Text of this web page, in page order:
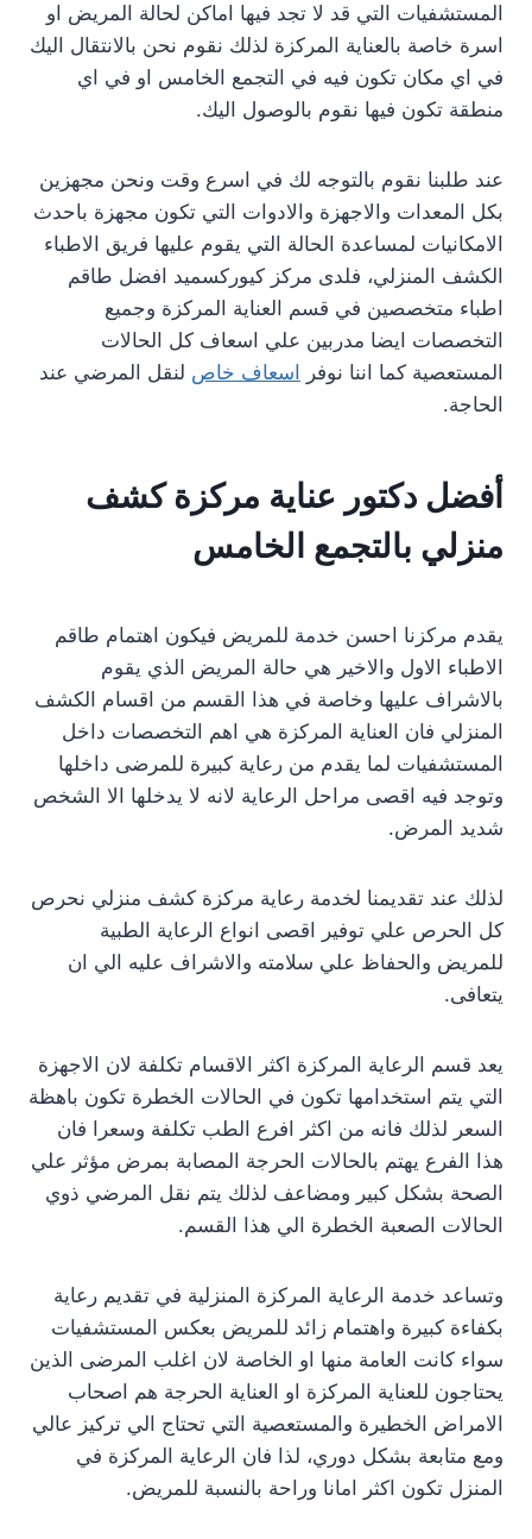
المستشفيات التي قد لا تجد فيها اماكن لحالة المريض او
اسرة خاصة بالعناية المركزة لذلك نقوم نحن بالانتقال اليك
في اي مكان تكون فيه في التجمع الخامس او في اي
منطقة تكون فيها نقوم بالوصول اليك.
عند طلبنا نقوم بالتوجه لك في اسرع وقت ونحن مجهزين
بكل المعدات والاجهزة والادوات التي تكون مجهزة باحدث
الامكانيات لمساعدة الحالة التي يقوم عليها فريق الاطباء
الكشف المنزلي، فلدى مركز كيوركسميد افضل طاقم
اطباء متخصصين في قسم العناية المركزة وجميع
التخصصات ايضا مدربين علي اسعاف كل الحالات
المستعصية كما اننا نوفر
اسعاف خاص لنقل المرضي عند
الحاجة.
أفضل دكتور عناية مركزة كشف
منزلي بالتجمع الخامس
يقدم مركزنا احسن خدمة للمريض فيكون اهتمام طاقم
الاطباء الاول والاخير هي حالة المريض الذي يقوم
بالاشراف عليها وخاصة في هذا القسم من اقسام الكشف
المنزلي فان العناية المركزة هي اهم التخصصات داخل
المستشفيات لما يقدم من رعاية كبيرة للمرضى داخلها
وتوجد فيه اقصى مراحل الرعاية لانه لا يدخلها الا الشخص
شديد المرض.
لذلك عند تقديمنا لخدمة رعاية مركزة كشف منزلي نحرص
كل الحرص علي توفير اقصى انواع الرعاية الطبية
للمريض والحفاظ علي سلامته والاشراف عليه الي ان
يتعافى.
يعد قسم الرعاية المركزة اكثر الاقسام تكلفة لان الاجهزة
التي يتم استخدامها تكون في الحالات الخطرة تكون باهظة
السعر لذلك فانه من اكثر افرع الطب تكلفة وسعرا فان
هذا الفرع يهتم بالحالات الحرجة المصابة بمرض مؤثر علي
الصحة بشكل كبير ومضاعف لذلك يتم نقل المرضي ذوي
الحالات الصعبة الخطرة الي هذا القسم.
وتساعد خدمة الرعاية المركزة المنزلية في تقديم رعاية
بكفاءة كبيرة واهتمام زائد للمريض بعكس المستشفيات
سواء كانت العامة منها او الخاصة لان اغلب المرضى الذين
يحتاجون للعناية المركزة او العناية الحرجة هم اصحاب
الامراض الخطيرة والمستعصية التي تحتاج الي تركيز عالي
ومع متابعة بشكل دوري، لذا فان الرعاية المركزة في
المنزل تكون اكثر امانا وراحة بالنسبة للمريض.